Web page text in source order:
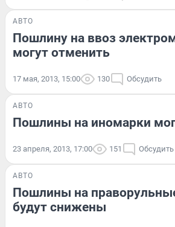
АВТО
Пошлину на ввоз
могут отменить
17 мая, 2013, 15:00 130 Обсудить
АВТО
Пошлины на иномарки
23 апреля, 2013, 17:00 151 Обсудить
АВТО
Пошлины на
будут снижены